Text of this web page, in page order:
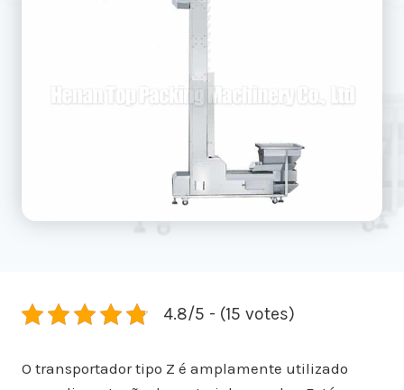
4.8/5 - (15 votes)
O transportador tipo Z é amplamente utilizado